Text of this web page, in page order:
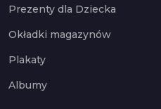
Prezenty dla Dziecka
Okładki magazynów
Plakaty
Albumy